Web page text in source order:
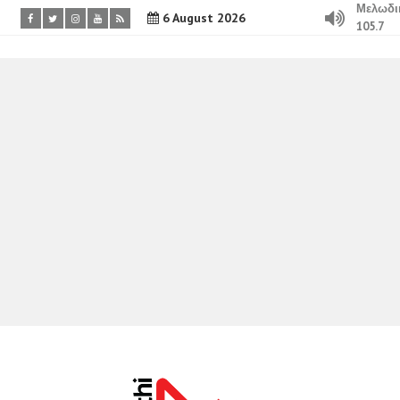
6 August 2026
105.7